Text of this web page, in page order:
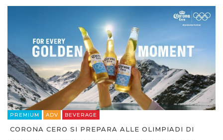
PREMIUM ADV BEVERAGE
CORONA CERO SI PREPARA ALLE OLIMPIADI DI